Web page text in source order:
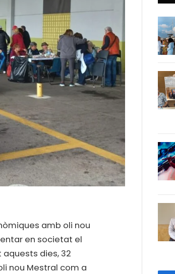
amb oli nou
en societat el
dies, 32
nou Mestral com a